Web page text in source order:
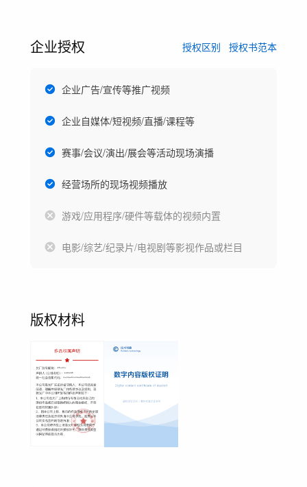
企业授权 授权区别 授权书范本
企业广告/宣传等推广视频
企业自媒体/短视频/直播/课程等
赛事/会议/演出/展会等活动现场演播
经营场所的现场视频播放
游戏/应用程序/硬件等载体的视频内置
电影/综艺/纪录片/电视剧等影视作品或栏目
版权材料